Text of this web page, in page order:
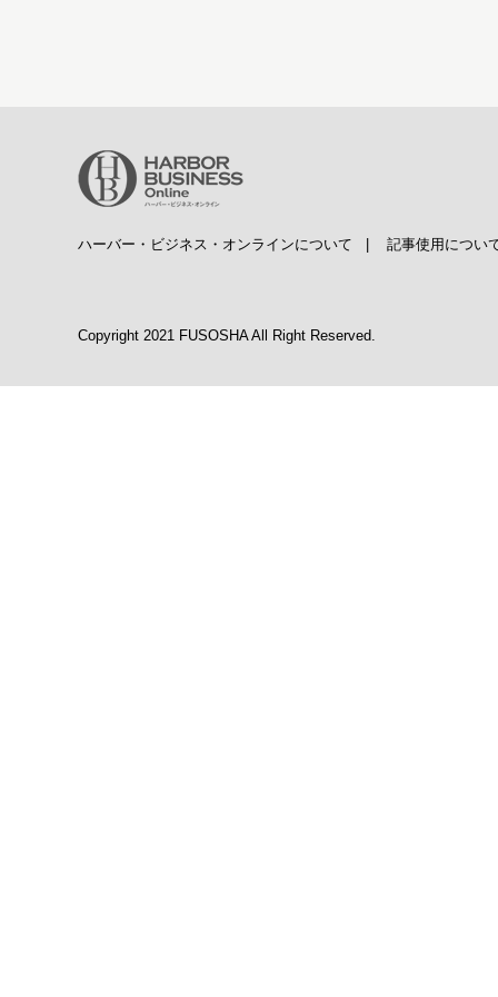
ハーバー・ビジネス・オンラインについて | 記事使用につい
Copyright 2021 FUSOSHA All Right Reserved.